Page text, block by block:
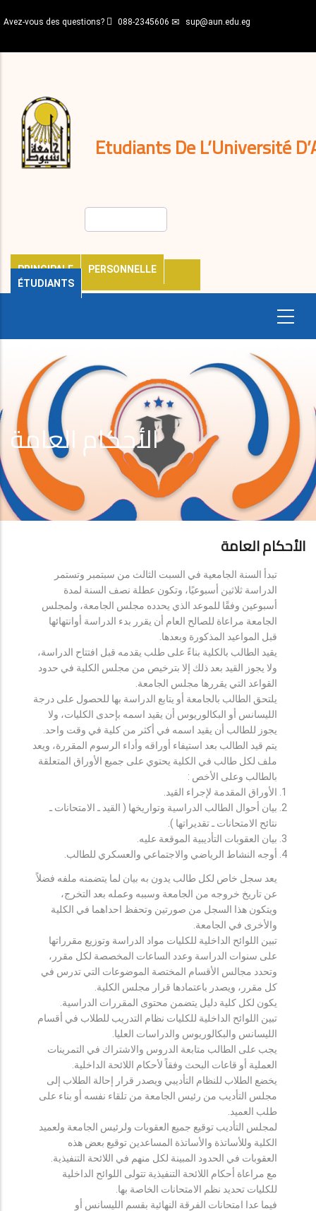
au
principal
Avez-vous des questions? 088-2345606 sup@aun.edu.eg
Etudiants De L’Université
PRINCIPALE
PERSONNELLE
ÉTUDIANTS
décisions
Expatriés
Journal
الأحكام العامة
الأحكام العامة
تبدأ السنة الجامعية في السبت الثالث من سبتمبر وتستمر
الدراسة ثلاثين أسبوعيًا، وتكون عطلة نصف السنة لمدة
أسبوعين وفقًا للموعد الذي يحدده مجلس الجامعة، ولمجلس
الجامعة مراعاة للصالح العام أن يقرر بدء الدراسة أوانتهائها
قبل المواعيد المذكورة وبعدها.
يقيد الطالب بالكلية بناءً على طلب يقدمه قبل افتتاح الدراسة،
ولا يجوز القيد بعد ذلك إلا بترخيص من مجلس الكلية في حدود
القواعد التي يقررها مجلس الجامعة.
يلتحق الطالب بالجامعة أو يتابع الدراسة بها للحصول على درجة
الليسانس أو البكالوريوس أن يقيد اسمه بإحدى الكليات، ولا
يجوز للطالب أن يقيد اسمه في أكثر من كلية في وقت واحد.
يتم قيد الطالب بعد استيفاء أوراقه وأداء الرسوم المقررة، ويعد
ملف لكل طالب في الكلية يحتوي على جميع الأوراق المتعلقة
بالطالب وعلى الأخص :
الأوراق المقدمة لإجراء القيد.
بيان أحوال الطالب الدراسية وتواريخها ( القيد ـ الامتحانات ـ
نتائح الامتحانات ـ تقديراتها ).
بيان العقوبات التأديبية الموقعة عليه.
أوجه النشاط الرياضي والاجتماعي والعسكري للطالب.
يعد سجل خاص لكل طالب يدون به بيان لما يتضمنه ملفه فضلاً
عن تاريخ خروجه من الجامعة وسببه وعمله بعد التخرج،
ويتكون هذا السجل من صورتين وتحفظ احداهما في الكلية
والأخرى في الجامعة.
تبين اللوائح الداخلية للكليات مواد الدراسة وتوزيع مقرراتها
على سنوات الدراسة وعدد الساعات المخصصة لكل مقرر،
وتحدد مجالس الأقسام المختصة الموضوعات التي تدرس في
كل مقرر، ويصدر باعتمادها قرار مجلس الكلية.
يكون لكل كلية دليل يتضمن محتوى المقررات الدراسية.
تبين اللوائح الداخلية للكليات نظام التدريب للطلاب في أقسام
الليسانس والبكالوريوس والدراسات العليا.
يجب على الطالب متابعة الدروس والاشتراك في التمرينات
العملية أو قاعات البحث وفقاً لأحكام اللائحة الداخلية.
يخضع الطلاب للنظام التأديبي ويصدر قرار إحالة الطلاب إلى
مجلس التأديب من رئيس الجامعة من تلقاء نفسه أو بناء على
طلب العميد.
لمجلس التأديب توقيع جميع العقوبات ولرئيس الجامعة ولعميد
الكلية وللأساتذة والأساتذة المساعدين توقيع بعض هذه
العقوبات في الحدود المبينة لكل منهم في اللائحة التنفيذية.
مع مراعاة أحكام اللائحة التنفيذية تتولى اللوائح الداخلية
للكليات تحديد نظم الامتحانات الخاصة بها.
فيما عدا امتحانات الفرقة النهائية بقسم الليسانس أو